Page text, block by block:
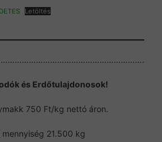
Letöltés
és Erdőtulajdonosok!
750 Ft/kg nettó áron.
21.500 kg